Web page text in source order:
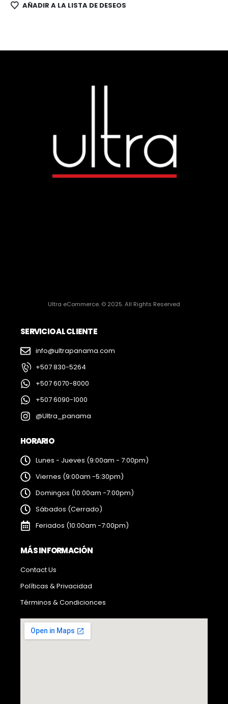
AÑADIR A LA LISTA DE DESEOS
Ultra eCommerce. © 2025. All Rights Reserved
SERVICIO AL CLIENTE
info@ultrapanama.com
+507 830-5264
+507 6070-8000
+507 6090-1000
@Ultra_panama
HORARIO
Lunes - Jueves (9:00am - 7:00pm)
Viernes (9:00am -5:30pm)
Domingos (10:00am -7:00pm)
Sábados (Cerrado)
Feriados (10:00am -7:00pm)
MÁS INFORMACIÓN
Contact Us
Políticas & Privacidad
Términos & Condicionces